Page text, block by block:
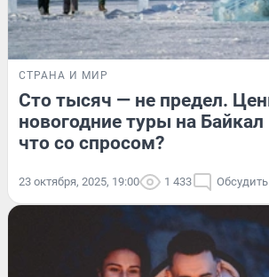
СТРАНА И МИР
Сто тысяч — не предел.
новогодние туры на
что со спросом?
23 октября, 2025, 19:00 1 433 Обсудить